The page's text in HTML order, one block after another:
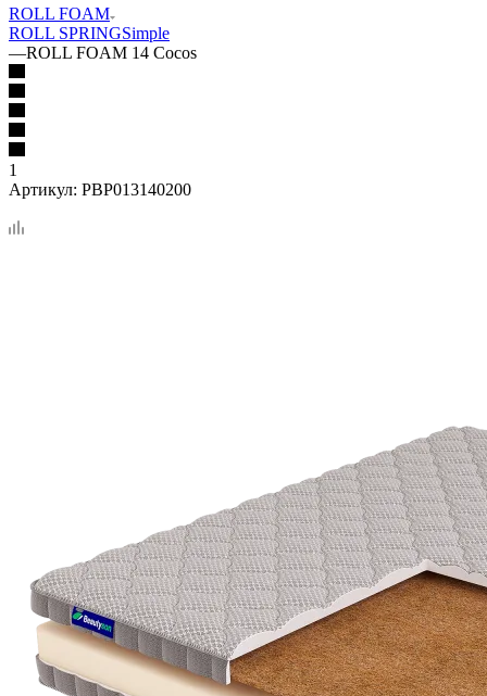
ROLL FOAM
ROLL SPRINGSimple
—ROLL FOAM 14 Cocos
1
Артикул: PBP013140200